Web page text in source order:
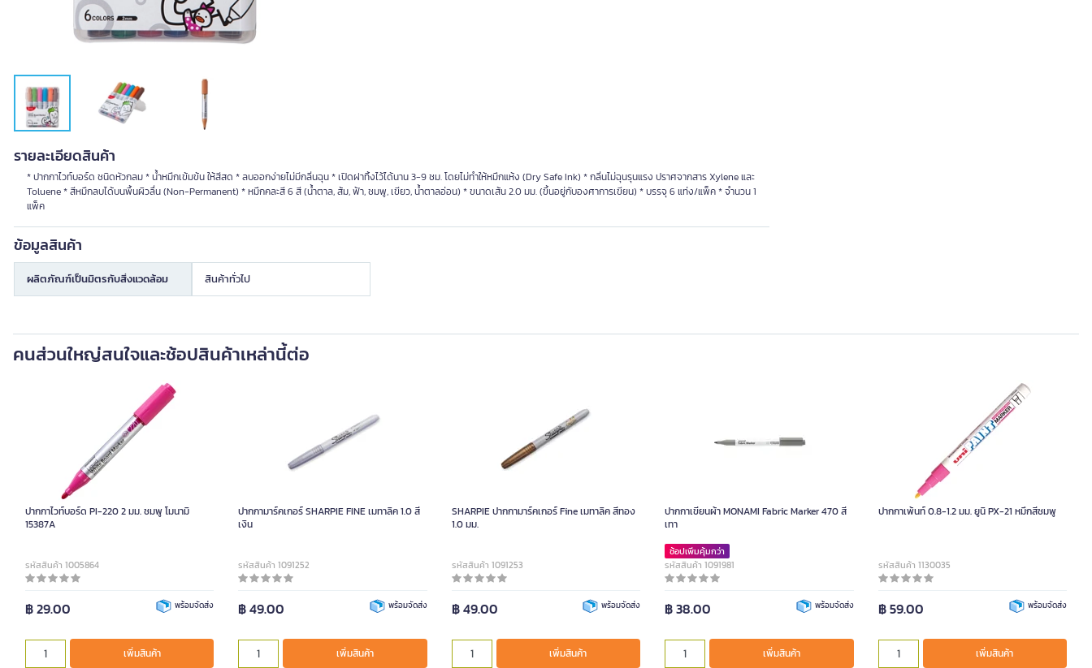
รายละเอียดสินค้า
* ปากกาไวท์บอร์ด ชนิดหัวกลม * น้ำหมึกเข้มข้น ให้สีสด * ลบออกง่ายไม่มีกลิ่นฉุน * เปิดฝาทิ้งไว้ได้นาน 3-9 ชม. โดยไม่ทำให้หมึกแห้ง (Dry Safe Ink) * กลิ่นไม่ฉุนรุนแรง ปราศจากสาร Xylene และ
Toluene * สีหมึกลบได้บนพื้นผิวลื่น (Non-Permanent) * หมึกคละสี 6 สี (น้ำตาล, ส้ม, ฟ้า, ชมพู, เขียว, น้ำตาลอ่อน) * ขนาดเส้น 2.0 มม. (ขึ้นอยู่กับองศาการเขียน) * บรรจุ 6 แท่ง/แพ็ค * จำนวน 1
แพ็ค
ข้อมูลสินค้า
ผลิตภัณฑ์เป็นมิตรกับสิ่งแวดล้อม สินค้าทั่วไป
คนส่วนใหญ่สนใจและช้อปสินค้าเหล่านี้ต่อ
ปากกาไวท์บอร์ด PI-220 2 มม. ชมพู โมนามิ
15387A
รหัสสินค้า 1005864
฿ 29.00 พร้อมจัดส่ง
เพิ่มสินค้า
ปากกามาร์คเกอร์ SHARPIE FINE เมทาลิค 1.0 สี
เงิน
รหัสสินค้า 1091252
฿ 49.00 พร้อมจัดส่ง
เพิ่มสินค้า
SHARPIE ปากกามาร์คเกอร์ Fine เมทาลิค สีทอง
1.0 มม.
รหัสสินค้า 1091253
฿ 49.00 พร้อมจัดส่ง
เพิ่มสินค้า
ปากกาเขียนผ้า MONAMI Fabric Marker 470 สี
เทา
ช้อปเพิ่มคุ้มกว่า
รหัสสินค้า 1091981
฿ 38.00 พร้อมจัดส่ง
เพิ่มสินค้า
ปากกาเพ้นท์ 0.8-1.2 มม. ยูนิ PX-21 หมึกสีชมพู
รหัสสินค้า 1130035
฿ 59.00 พร้อมจัดส่ง
เพิ่มสินค้า